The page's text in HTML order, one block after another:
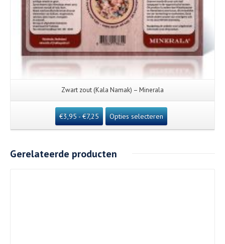
Zwart zout (Kala Namak) – Minerala
€3,95- €7,25 Opties selecteren
Gerelateerde producten